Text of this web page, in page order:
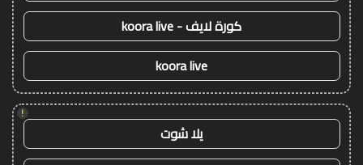
كورة لايف - koora live
koora live
!
يلا شوت